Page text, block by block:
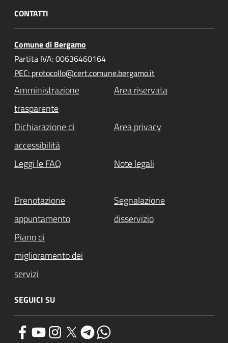
CONTATTI
Comune di Bergamo
Partita IVA: 00636460164
PEC: protocollo@cert.comune.bergamo.it
Amministrazione
trasparente
Area riservata
Dichiarazione di
accessibilità
Area privacy
Leggi le FAQ Note legali
Prenotazione
appuntamento
Segnalazione
disservizio
Piano di
miglioramento dei
servizi
SEGUICI SU